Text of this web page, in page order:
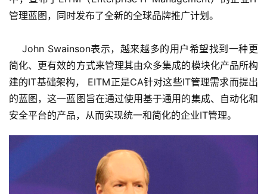
管理蓝图，同时发布了全新的全球品牌推广计划。
John Swainson表示，越来越多的用户希望找到一种更
简化、更有效的方式来管理其由众多集成的模块化产品所构
建的IT基础架构， EITM正是CA针对这些IT管理需求而提出
的蓝图，这一蓝图旨在通过使用基于通用的集成、自动化和
安全平台的产品，从而实现统一和简化的企业IT管理。